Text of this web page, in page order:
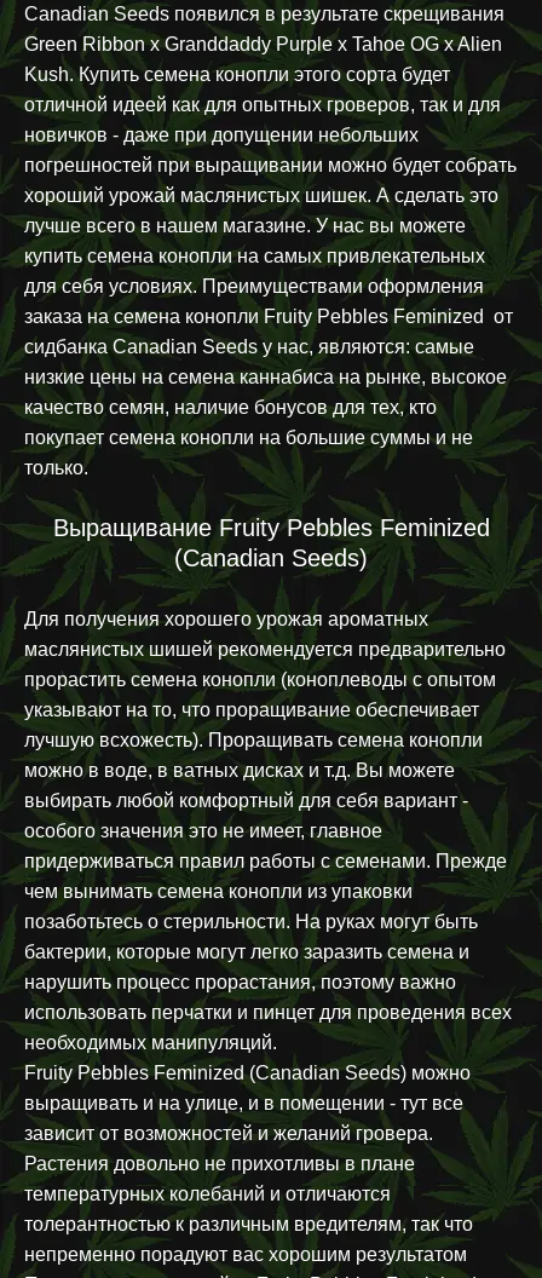
Canadian Seeds появился в результате скрещивания
Green Ribbon x Granddaddy Purple x Tahoe OG x Alien
Kush. Купить семена конопли этого сорта будет
отличной идеей как для опытных гроверов, так и для
новичков - даже при допущении небольших
погрешностей при выращивании можно будет собрать
хороший урожай маслянистых шишек. А сделать это
лучше всего в нашем магазине. У нас вы можете
купить семена конопли на самых привлекательных
для себя условиях. Преимуществами оформления
заказа на семена конопли Fruity Pebbles Feminized от
сидбанка Canadian Seeds у нас, являются: самые
низкие цены на семена каннабиса на рынке, высокое
качество семян, наличие бонусов для тех, кто
покупает семена конопли на большие суммы и не
только.
Выращивание Fruity Pebbles Feminized
(Canadian Seeds)
Для получения хорошего урожая ароматных
маслянистых шишей рекомендуется предварительно
прорастить семена конопли (коноплеводы с опытом
указывают на то, что проращивание обеспечивает
лучшую всхожесть). Проращивать семена конопли
можно в воде, в ватных дисках и т.д. Вы можете
выбирать любой комфортный для себя вариант -
особого значения это не имеет, главное
придерживаться правил работы с семенами. Прежде
чем вынимать семена конопли из упаковки
позаботьтесь о стерильности. На руках могут быть
бактерии, которые могут легко заразить семена и
нарушить процесс прорастания, поэтому важно
использовать перчатки и пинцет для проведения всех
необходимых манипуляций.
Fruity Pebbles Feminized (Canadian Seeds) можно
выращивать и на улице, и в помещении - тут все
зависит от возможностей и желаний гровера.
Растения довольно не прихотливы в плане
температурных колебаний и отличаются
толерантностью к различным вредителям, так что
непременно порадуют вас хорошим результатом